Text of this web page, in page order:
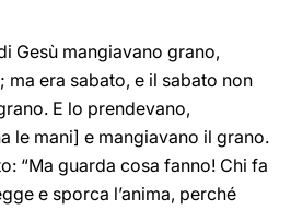
Gesù mangiavano grano,
ma era sabato, e il sabato non
E lo prendevano,
le mani] e mangiavano il grano.
“Ma guarda cosa fanno! Chi fa
e sporca l’anima, perché